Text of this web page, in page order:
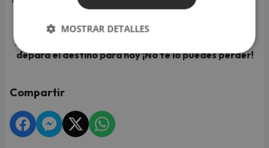
Escucha el Horóscopo de Josie Diez Canseco signo
por signo todos los días a las 9 am y descubre qué te
depara el destino para hoy ¡No te lo puedes perder!
Compartir
MOSTRAR DETALLES